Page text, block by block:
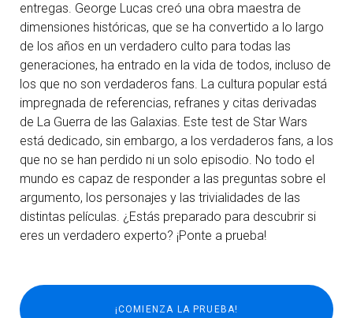
entregas. George Lucas creó una obra maestra de
dimensiones históricas, que se ha convertido a lo largo
de los años en un verdadero culto para todas las
generaciones, ha entrado en la vida de todos, incluso de
los que no son verdaderos fans. La cultura popular está
impregnada de referencias, refranes y citas derivadas
de La Guerra de las Galaxias. Este test de Star Wars
está dedicado, sin embargo, a los verdaderos fans, a los
que no se han perdido ni un solo episodio. No todo el
mundo es capaz de responder a las preguntas sobre el
argumento, los personajes y las trivialidades de las
distintas películas. ¿Estás preparado para descubrir si
eres un verdadero experto? ¡Ponte a prueba!